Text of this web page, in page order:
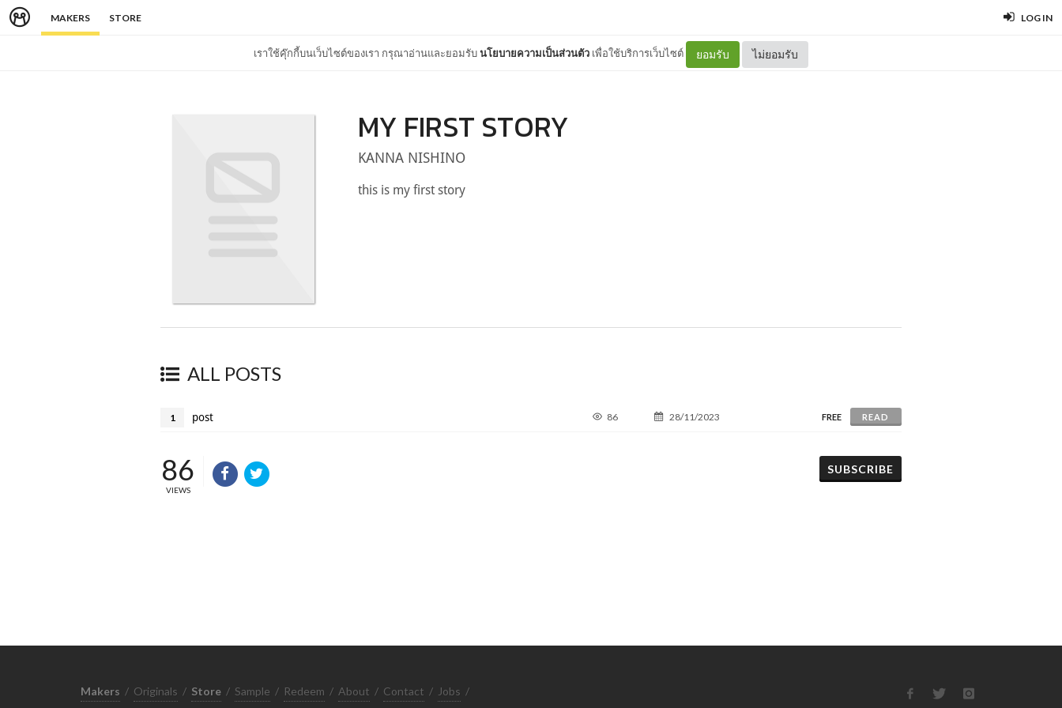
MAKERS STORE LOG IN
เราใช้คุ๊กกี้บนเว็บไซต์ของเรา กรุณาอ่านและยอมรับนโยบายความเป็นส่วนตัว เพื่อใช้บริการเว็บไซต์ ยอมรับ ไม่ยอมรับ
MY FIRST STORY
KANNA NISHINO
this is my first story
ALL POSTS
1 post 86 28/11/2023 FREE READ
86
VIEWS
SUBSCRIBE
Makers / Originals / Store / Sample / Redeem / About / Contact / Jobs /